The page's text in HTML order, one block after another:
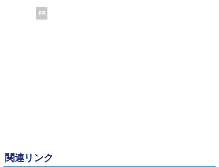
PR
関連リンク